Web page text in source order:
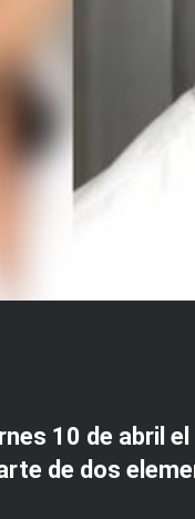
10 de abril
de dos